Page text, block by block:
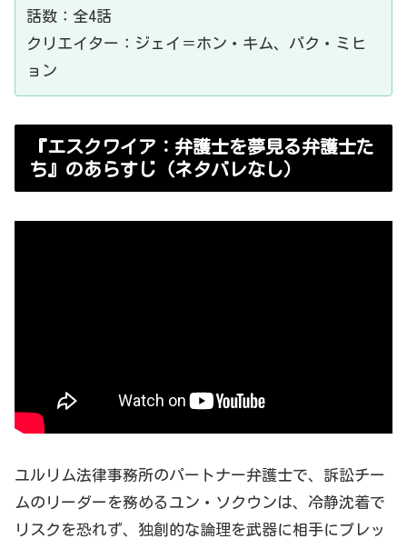
話数：全4話
クリエイター： ジェイ＝ホン・キム、パク・ミヒ
ョン
『エスクワイア：弁護士を夢見る弁護士た
ち』のあらすじ（ネタバレなし）
ユルリム法律事務所のパートナー弁護士で、訴訟チー
ムのリーダーを務めるユン・ソクウンは、冷静沈着で
リスクを恐れず、独創的な論理を武器に相手にプレッ